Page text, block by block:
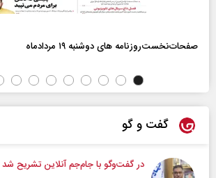
صفحات‌نخست‌روزنامه ها‌ی دوشنبه ۱۹ مردادماه
گفت و گو
در گفت‌و‌گو با جام‌جم آنلاین تشریح شد